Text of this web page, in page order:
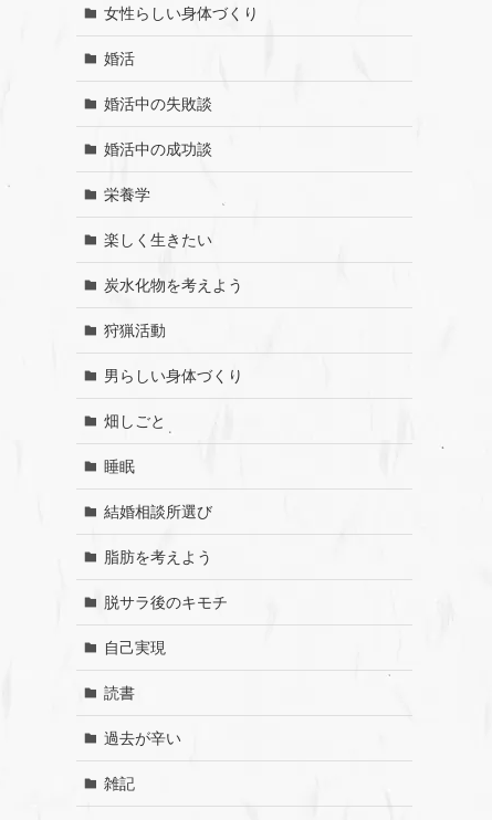
女性らしい身体づくり
婚活
婚活中の失敗談
婚活中の成功談
栄養学
楽しく生きたい
炭水化物を考えよう
狩猟活動
男らしい身体づくり
畑しごと
睡眠
結婚相談所選び
脂肪を考えよう
脱サラ後のキモチ
自己実現
読書
過去が辛い
雑記